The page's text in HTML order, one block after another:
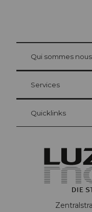
Carte d’hôte
Vos avantages en tant
at Bre
Qui sommes nous
Services
Quicklinks